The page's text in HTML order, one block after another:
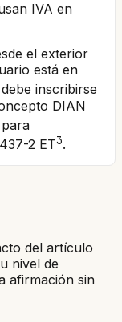
IVA en
el exterior
está en
inscribirse
DIAN
2 ET3.
del artículo
nivel de
afirmación sin